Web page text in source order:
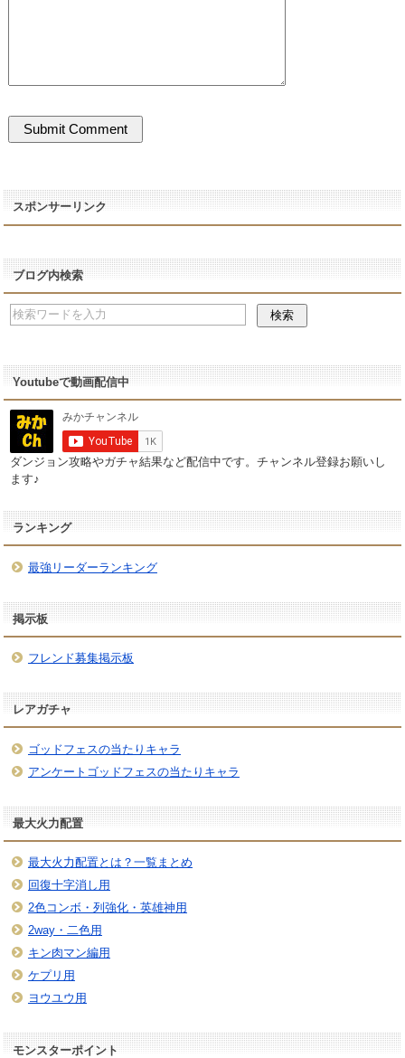
スポンサーリンク
ブログ内検索
Youtubeで動画配信中
ダンジョン攻略やガチャ結果など配信中です。チャンネル登録お願いし
ます♪
ランキング
最強リーダーランキング
掲示板
フレンド募集掲示板
レアガチャ
ゴッドフェスの当たりキャラ
アンケートゴッドフェスの当たりキャラ
最大火力配置
最大火力配置とは？一覧まとめ
回復十字消し用
2色コンボ・列強化・英雄神用
2way・二色用
キン肉マン編用
ケプリ用
ヨウユウ用
モンスターポイント